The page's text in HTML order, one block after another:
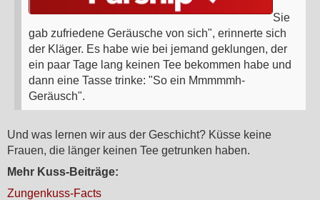
Sie
gab zufriedene Geräusche von sich", erinnerte sich
der Kläger. Es habe wie bei jemand geklungen, der
ein paar Tage lang keinen Tee bekommen habe und
dann eine Tasse trinke: "So ein Mmmmmh-
Geräusch".
Und was lernen wir aus der Geschicht? Küsse keine
Frauen, die länger keinen Tee getrunken haben.
Mehr Kuss-Beiträge:
Zungenkuss-Facts